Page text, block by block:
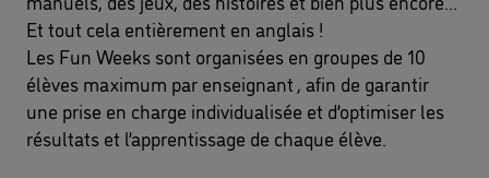
Et tout cela entièrement en anglais !
Les Fun Weeks sont organisées en groupes de 10
élèves maximum par enseignant , afin de garantir
une prise en charge individualisée et d’optimiser les
résultats et l’apprentissage de chaque élève.